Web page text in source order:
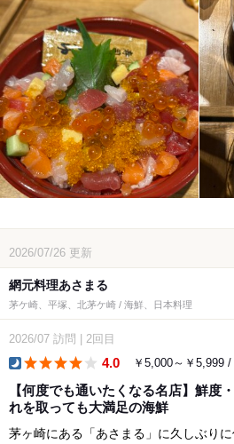
2026/07/26 更新
網元料理あさまる
茅ケ崎、平塚、北茅ケ崎 / 海鮮、日本料理
2026/07 訪問 2回目
4.0 ￥5,000～￥5,999 /
【何度でも通いたくなる名店】鮮度
れを取っても大満足の海鮮
茅ヶ崎にある「あさまる」に久しぶり